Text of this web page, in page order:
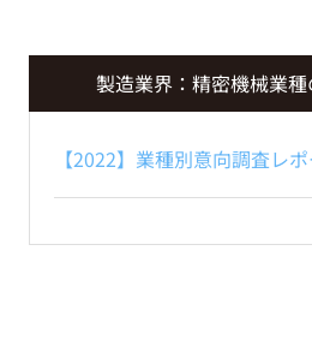
製造業界：精密機械業
【2022】業種別意向調査レ